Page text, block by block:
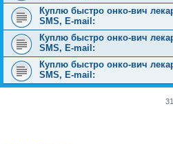
Куплю быстро онко-вич
SMS, E-mail:
Куплю быстро онко-вич
SMS, E-mail:
Куплю быстро онко-вич
SMS, E-mail: